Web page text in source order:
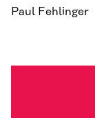
Paul Fehlinger